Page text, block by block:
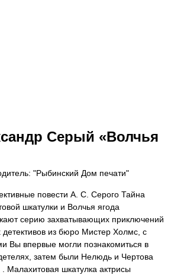
Серый «Волчья
"Рыбинский Дом печати"
повести А. С. Серого Тайна
шкатулки и Волчья ягода
серию захватывающих приключений
детективов из бюро Мистер Холмс, с
Вы впервые могли познакомиться в
затем были Нелюдь и Чертова
Малахитовая шкатулка актрисы